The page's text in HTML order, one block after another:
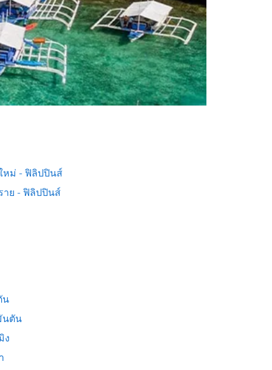
หม่ - ฟิลิปปินส์
าย - ฟิลิปปินส์
น
นตัน
ง